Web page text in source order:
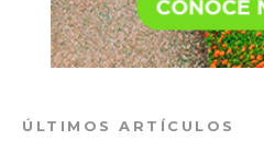
ÚLTIMOS ARTÍCULOS